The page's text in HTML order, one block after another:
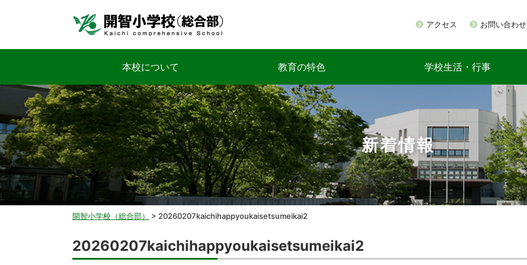
アクセス お問い合わせ
本校について 教育の特色 学校生活・行事
新着情報
開智小学校（総合部） > 20260207kaichihappyoukaisetsumeikai2
20260207kaichihappyoukaisetsumeikai2